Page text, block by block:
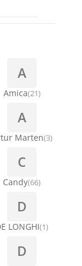
A
Amica(21)
A
Marten(3)
C
Candy(66)
D
LONGHI(1)
D